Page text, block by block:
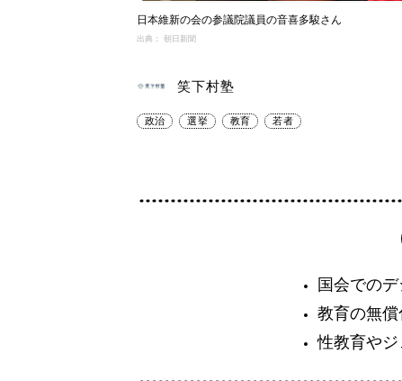
日本維新の会の参議院議員の音喜多駿さん
出典： 朝日新聞
笑下村塾
政治 選挙 教育 若者
国会での
教育の無
性教育や